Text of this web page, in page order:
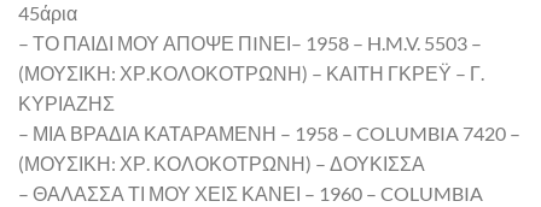
45άρια
– ΤΟ ΠΑΙΔΙ ΜΟΥ ΑΠΟΨΕ ΠIΝΕΙ– 1958 – H.M.V. 5503 –
(ΜΟΥΣΙΚΗ: ΧΡ.ΚΟΛΟΚΟΤΡΩΝΗ) – ΚΑΙΤΗ ΓΚΡΕΫ – Γ.
ΚΥΡΙΑΖΗΣ
– ΜΙΑ ΒΡΑΔΙΑ ΚΑΤΑΡΑΜΕΝΗ – 1958 – COLUMBIA 7420 –
(ΜΟΥΣΙΚΗ: ΧΡ. ΚΟΛΟΚΟΤΡΩΝΗ) – ΔΟΥΚΙΣΣΑ
– ΘΑΛΑΣΣΑ ΤΙ ΜΟΥ ΧΕΙΣ ΚΑΝΕΙ – 1960 – COLUMBIA